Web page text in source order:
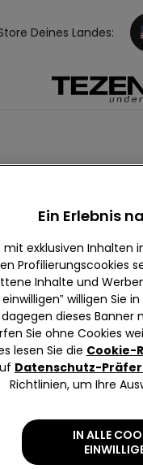
Deines Landes:
Ein Erlebnis
exklusiven Inhalten
Profilierungscookies
Inhalte und
willigen Sie
dagegen dieses
Sie ohne Cookies
lesen Sie die Cookie-
Datenschutz-
Richtlinien, um Ihre
IN ALLE